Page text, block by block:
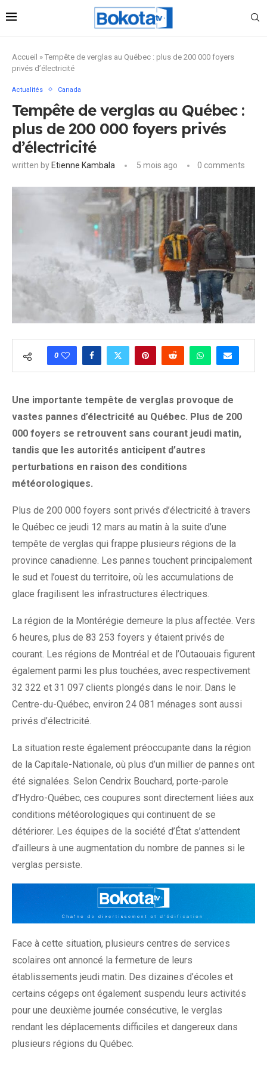
Accueil » Tempête de verglas au Québec : plus de 200 000 foyers
privés d’électricité
Actualités Canada
Tempête de verglas au Québec :
plus de 200 000 foyers privés
d’électricité
written by Etienne Kambala 5 mois ago 0 comments
0
Une importante tempête de verglas provoque de
vastes pannes d’électricité au Québec. Plus de 200
000 foyers se retrouvent sans courant jeudi matin,
tandis que les autorités anticipent d’autres
perturbations en raison des conditions
météorologiques.
Plus de 200 000 foyers sont privés d’électricité à travers
le Québec ce jeudi 12 mars au matin à la suite d’une
tempête de verglas qui frappe plusieurs régions de la
province canadienne. Les pannes touchent principalement
le sud et l’ouest du territoire, où les accumulations de
glace fragilisent les infrastructures électriques.
La région de la Montérégie demeure la plus affectée. Vers
6 heures, plus de 83 253 foyers y étaient privés de
courant. Les régions de Montréal et de l’Outaouais figurent
également parmi les plus touchées, avec respectivement
32 322 et 31 097 clients plongés dans le noir. Dans le
Centre-du-Québec, environ 24 081 ménages sont aussi
privés d’électricité.
La situation reste également préoccupante dans la région
de la Capitale-Nationale, où plus d’un millier de pannes ont
été signalées. Selon Cendrix Bouchard, porte-parole
d’Hydro-Québec, ces coupures sont directement liées aux
conditions météorologiques qui continuent de se
détériorer. Les équipes de la société d’État s’attendent
d’ailleurs à une augmentation du nombre de pannes si le
verglas persiste.
Face à cette situation, plusieurs centres de services
scolaires ont annoncé la fermeture de leurs
établissements jeudi matin. Des dizaines d’écoles et
certains cégeps ont également suspendu leurs activités
pour une deuxième journée consécutive, le verglas
rendant les déplacements difficiles et dangereux dans
plusieurs régions du Québec.